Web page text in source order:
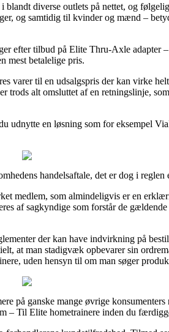
diverse outlets på nettet, og
og samtidig til kvinder og mænd –
efter tilbud på Elite Thru-Axle adapter
mest betalelige pris.
varer til en udsalgspris der kan virke
trods alt omsluttet af en retningslinje,
udnytte en løsning som for eksempel
handelsaftale, det er dog i reglen
medlem, som almindeligvis er en
af sagkyndige som forstår de
der kan have indvirkning på
at man stadigvæk opbevarer sin
uden hensyn til om man søger
på ganske mange øvrige
– Til Elite hometrainere inden du